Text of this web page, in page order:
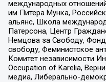
международных
им Питера Мунка,
альянс, Школа
Патерсона, Центр
Немцова за Свободу,
свободу, Феминистское
Комитет независимости
Occupation of Karelia,
медиа, Либерально-